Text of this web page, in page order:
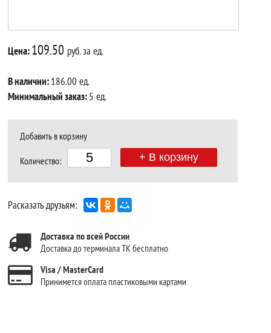
Цена:109.50 руб. за ед.
В наличии:186.00 ед.
Минимальный заказ:5 ед.
Добавить в корзину
Количество: + В корзину
Расказать друзьям:
Доставка по всей России
Доставка до терминала ТК бесплатно
Visa / MasterCard
Принимется оплата пластиковыми картами